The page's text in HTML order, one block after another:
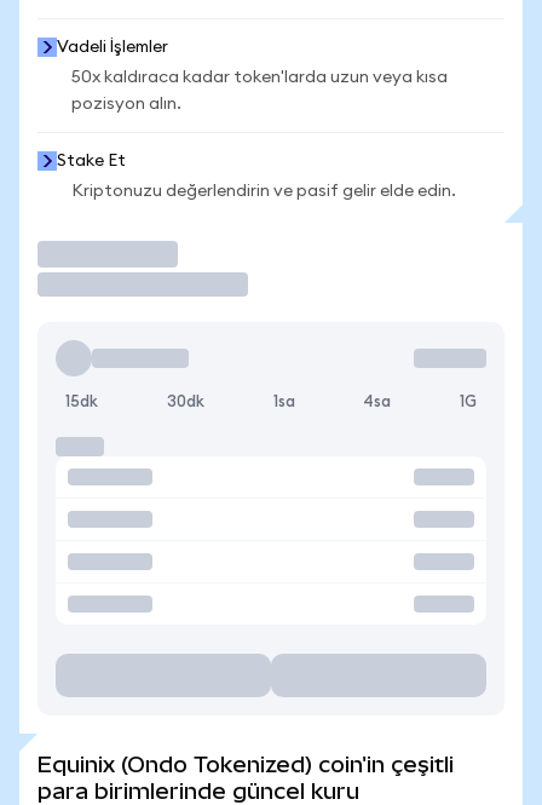
Vadeli İşlemler
50x kaldıraca kadar token'larda uzun veya kısa
pozisyon alın.
Stake Et
Kriptonuzu değerlendirin ve pasif gelir elde edin.
15dk 30dk 1sa 4sa 1G
Equinix (Ondo Tokenized) coin'in çeşitli
para birimlerinde güncel kuru